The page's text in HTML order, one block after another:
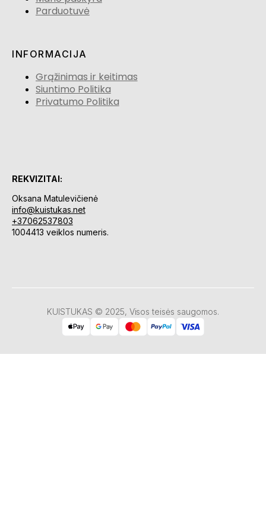
Parduotuvė
INFORMACIJA
Grąžinimas ir keitimas
Siuntimo Politika
Privatumo Politika
REKVIZITAI:
Oksana Matulevičienė
info@kuistukas.net
+37062537803
1004413 veiklos numeris.
KUISTUKAS © 2025, Visos teisės saugomos.